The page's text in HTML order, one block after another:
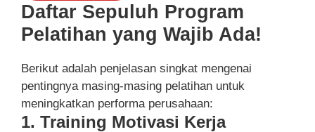
Daftar Sepuluh Program
Pelatihan yang Wajib Ada!
Berikut adalah penjelasan singkat mengenai
pentingnya masing-masing pelatihan untuk
meningkatkan performa perusahaan:
1. Training Motivasi Kerja